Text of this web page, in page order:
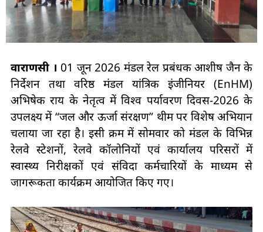
वाराणसी । 01 जून 2026 मंडल रेल प्रबंधक आशीष जैन के
निर्देशन तथा वरिष्ठ मंडल यांत्रिक इंजीनियर (EnHM)
अभिषेक राय के नेतृत्व में विश्व पर्यावरण दिवस-2026 के
उपलक्ष्य में “जल और ऊर्जा संरक्षण” थीम पर विशेष अभियान
चलाया जा रहा है। इसी क्रम में सोमवार को मंडल के विभिन्न
रेलवे स्टेशनों, रेलवे कॉलोनियों एवं कार्यालय परिसरों में
स्वास्थ्य निरीक्षकों एवं संविदा कर्मचारियों के माध्यम से
जागरूकता कार्यक्रम आयोजित किए गए।